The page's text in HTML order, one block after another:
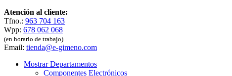
Atención al cliente:
Tfno.: 963 704 163
Wpp: 678 062 068
(en horario de trabajo)
Email: tienda@e-gimeno.com
Mostrar Departamentos
Componentes Electrónicos